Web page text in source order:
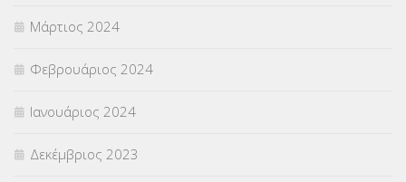
Μάρτιος 2024
Φεβρουάριος 2024
Ιανουάριος 2024
Δεκέμβριος 2023